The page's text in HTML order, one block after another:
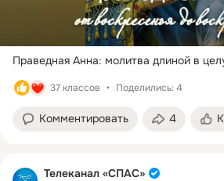
Праведная Анна: молитва длиной в
37 классов Поделились: 4
Комментировать 4
Телеканал «СПАС»